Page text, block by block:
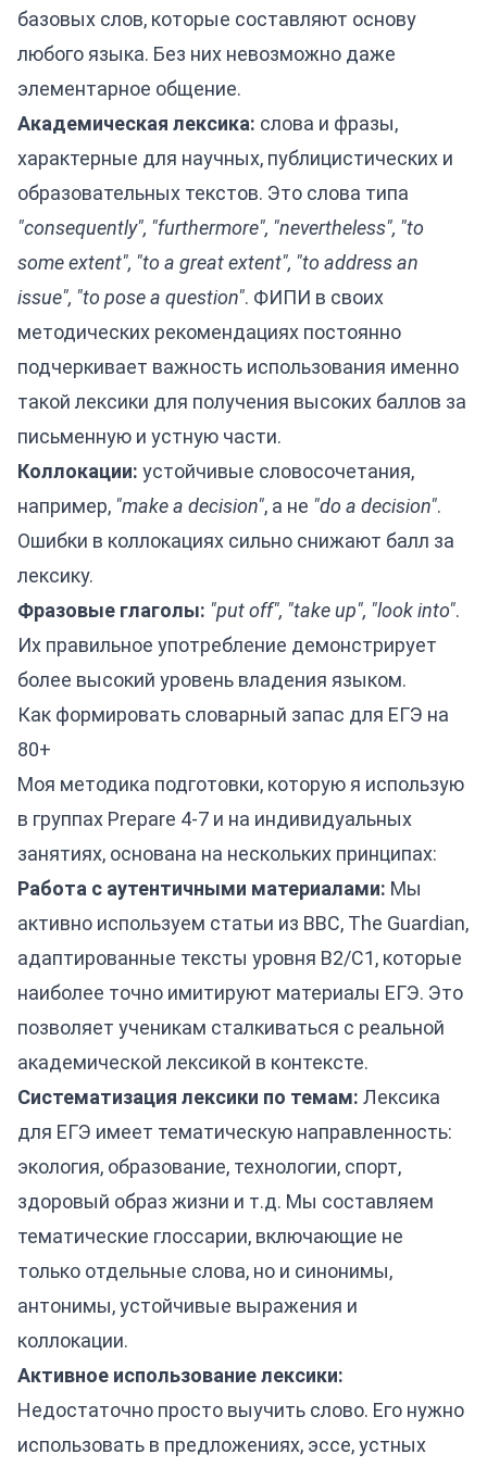
базовых слов, которые составляют основу
любого языка. Без них невозможно даже
элементарное общение.
Академическая лексика: слова и фразы,
характерные для научных, публицистических и
образовательных текстов. Это слова типа
"consequently", "furthermore", "nevertheless", "to
some extent", "to a great extent", "to address an
issue", "to pose a question". ФИПИ в своих
методических рекомендациях постоянно
подчеркивает важность использования именно
такой лексики для получения высоких баллов за
письменную и устную части.
Коллокации: устойчивые словосочетания,
например, "make a decision", а не "do a decision".
Ошибки в коллокациях сильно снижают балл за
лексику.
Фразовые глаголы: "put off", "take up", "look into".
Их правильное употребление демонстрирует
более высокий уровень владения языком.
Как формировать словарный запас для ЕГЭ на
80+
Моя методика подготовки, которую я использую
в группах Prepare 4-7 и на индивидуальных
занятиях, основана на нескольких принципах:
Работа с аутентичными материалами: Мы
активно используем статьи из BBC, The Guardian,
адаптированные тексты уровня B2/C1, которые
наиболее точно имитируют материалы ЕГЭ. Это
позволяет ученикам сталкиваться с реальной
академической лексикой в контексте.
Систематизация лексики по темам: Лексика
для ЕГЭ имеет тематическую направленность:
экология, образование, технологии, спорт,
здоровый образ жизни и т.д. Мы составляем
тематические глоссарии, включающие не
только отдельные слова, но и синонимы,
антонимы, устойчивые выражения и
коллокации.
Активное использование лексики:
Недостаточно просто выучить слово. Его нужно
использовать в предложениях, эссе, устных